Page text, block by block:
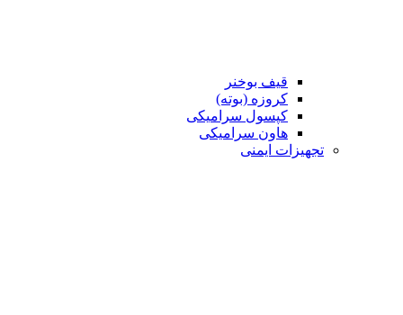
قیف بوخنر
کروزه (بوته)
کپسول سرامیکی
هاون سرامیکی
تجهیزات ایمنی